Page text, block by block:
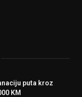
puta kroz
KM